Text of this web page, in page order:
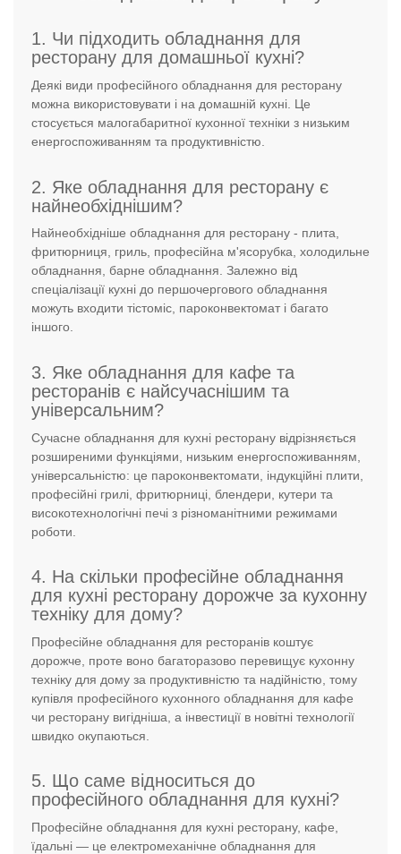
1. Чи підходить обладнання для
ресторану для домашньої кухні?
Деякі види професійного обладнання для ресторану
можна використовувати і на домашній кухні. Це
стосується малогабаритної кухонної техніки з низьким
енергоспоживанням та продуктивністю.
2. Яке обладнання для ресторану є
найнеобхіднішим?
Найнеобхідніше обладнання для ресторану - плита,
фритюрниця, гриль, професійна м'ясорубка, холодильне
обладнання, барне обладнання. Залежно від
спеціалізації кухні до першочергового обладнання
можуть входити тістоміс, пароконвектомат і багато
іншого.
3. Яке обладнання для кафе та
ресторанів є найсучаснішим та
універсальним?
Сучасне обладнання для кухні ресторану відрізняється
розширеними функціями, низьким енергоспоживанням,
універсальністю: це пароконвектомати, індукційні плити,
професійні грилі, фритюрниці, блендери, кутери та
високотехнологічні печі з різноманітними режимами
роботи.
4. На скільки професійне обладнання
для кухні ресторану дорожче за кухонну
техніку для дому?
Професійне обладнання для ресторанів коштує
дорожче, проте воно багаторазово перевищує кухонну
техніку для дому за продуктивністю та надійністю, тому
купівля професійного кухонного обладнання для кафе
чи ресторану вигідніша, а інвестиції в новітні технології
швидко окупаються.
5. Що саме відноситься до
професійного обладнання для кухні?
Професійне обладнання для кухні ресторану, кафе,
їдальні — це електромеханічне обладнання для